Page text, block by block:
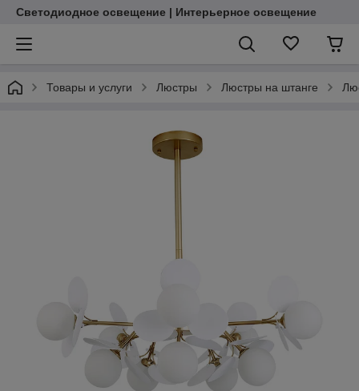
Светодиодное освещение | Интерьерное освещение
Товары и услуги Люстры Люстры на штанге